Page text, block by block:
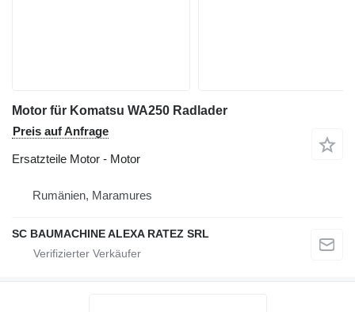
Motor für Komatsu WA250 Radlader
Preis auf Anfrage
Ersatzteile Motor - Motor
Rumänien, Maramures
SC BAUMACHINE ALEXA RATEZ SRL